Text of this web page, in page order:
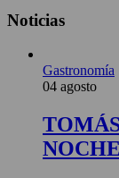
Noticias
Gastronomía
04 agosto